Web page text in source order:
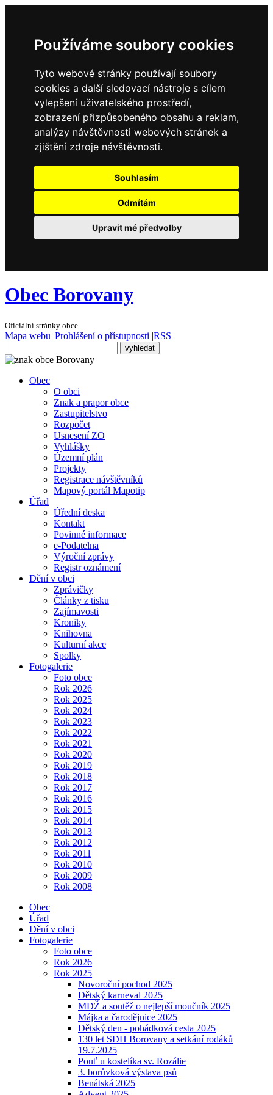
Používáme soubory cookies
Tyto webové stránky používají soubory
cookies a další sledovací nástroje s cílem
vylepšení uživatelského prostředí,
zobrazení přizpůsobeného obsahu a reklam,
analýzy návštěvnosti webových stránek a
zjištění zdroje návštěvnosti.
Souhlasím
Odmítám
Upravit mé předvolby
Obec Borovany
Oficiální stránky obce
Mapa webu |Prohlášení o přístupnosti |RSS
Obec
O obci
Znak a prapor obce
Zastupitelstvo
Rozpočet
Usnesení ZO
Vyhlášky
Územní plán
Projekty
Registrace návštěvníků
Mapový portál Mapotip
Úřad
Úřední deska
Kontakt
Povinné informace
e-Podatelna
Výroční zprávy
Registr oznámení
Dění v obci
Zprávičky
Články z tisku
Zajímavosti
Kroniky
Knihovna
Kulturní akce
Spolky
Fotogalerie
Foto obce
Rok 2026
Rok 2025
Rok 2024
Rok 2023
Rok 2022
Rok 2021
Rok 2020
Rok 2019
Rok 2018
Rok 2017
Rok 2016
Rok 2015
Rok 2014
Rok 2013
Rok 2012
Rok 2011
Rok 2010
Rok 2009
Rok 2008
Obec
Úřad
Dění v obci
Fotogalerie
Foto obce
Rok 2026
Rok 2025
Novoroční pochod 2025
Dětský karneval 2025
MDŽ a soutěž o nejlepší moučník 2025
Májka a čarodějnice 2025
Dětský den - pohádková cesta 2025
130 let SDH Borovany a setkání rodáků
19.7.2025
Pouť u kostelíka sv. Rozálie
3. borůvková výstava psů
Benátská 2025